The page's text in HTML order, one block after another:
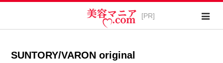
SUNTORY/VARON original